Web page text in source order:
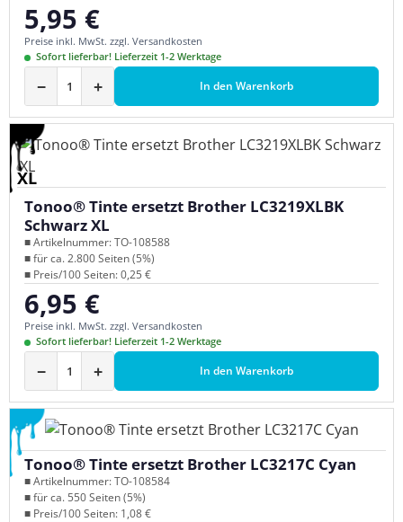
Regulärer Preis:
5,95 €
Preise inkl. MwSt. zzgl. Versandkosten
Sofort lieferbar! Lieferzeit 1-2 Werktage
− + In den Warenkorb
XL
Tonoo® Tinte ersetzt Brother LC3219XLBK
Schwarz XL
■ Artikelnummer: TO-108588
■ für ca. 2.800 Seiten (5%)
■ Preis/100 Seiten: 0,25 €
Regulärer Preis:
6,95 €
Preise inkl. MwSt. zzgl. Versandkosten
Sofort lieferbar! Lieferzeit 1-2 Werktage
− + In den Warenkorb
Tonoo® Tinte ersetzt Brother LC3217C Cyan
■ Artikelnummer: TO-108584
■ für ca. 550 Seiten (5%)
■ Preis/100 Seiten: 1,08 €